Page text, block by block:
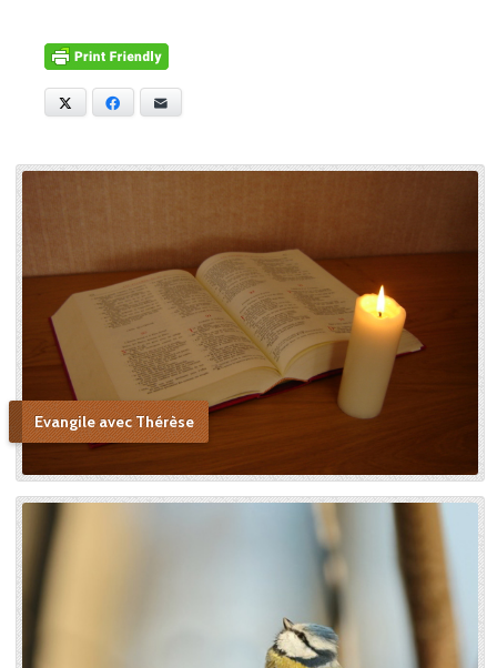
Facebook
Evangile avec Thérèse